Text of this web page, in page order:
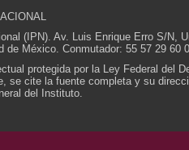
(IPN). Av. Luis Enrique Erro S/N,
de México. Conmutador: 55 57 29 60
protegida por la Ley Federal del
se cite la fuente completa y su
del Instituto.